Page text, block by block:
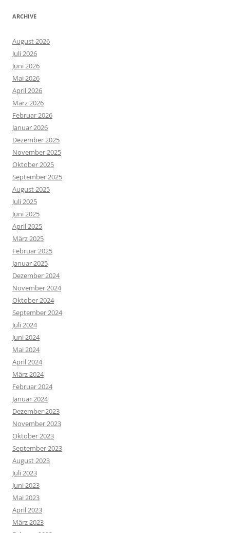
ARCHIVE
August 2026
Juli 2026
Juni 2026
Mai 2026
April 2026
März 2026
Februar 2026
Januar 2026
Dezember 2025
November 2025
Oktober 2025
September 2025
August 2025
Juli 2025
Juni 2025
April 2025
März 2025
Februar 2025
Januar 2025
Dezember 2024
November 2024
Oktober 2024
September 2024
Juli 2024
Juni 2024
Mai 2024
April 2024
März 2024
Februar 2024
Januar 2024
Dezember 2023
November 2023
Oktober 2023
September 2023
August 2023
Juli 2023
Juni 2023
Mai 2023
April 2023
März 2023